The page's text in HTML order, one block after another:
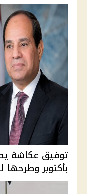
بأكتوبر